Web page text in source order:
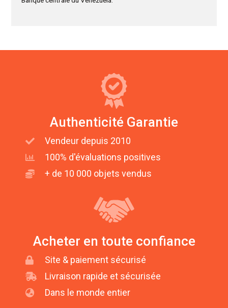
Authenticité Garantie
Vendeur depuis 2010
100% d'évaluations positives
+ de 10 000 objets vendus
Acheter en toute confiance
Site & paiement sécurisé
Livraison rapide et sécurisée
Dans le monde entier